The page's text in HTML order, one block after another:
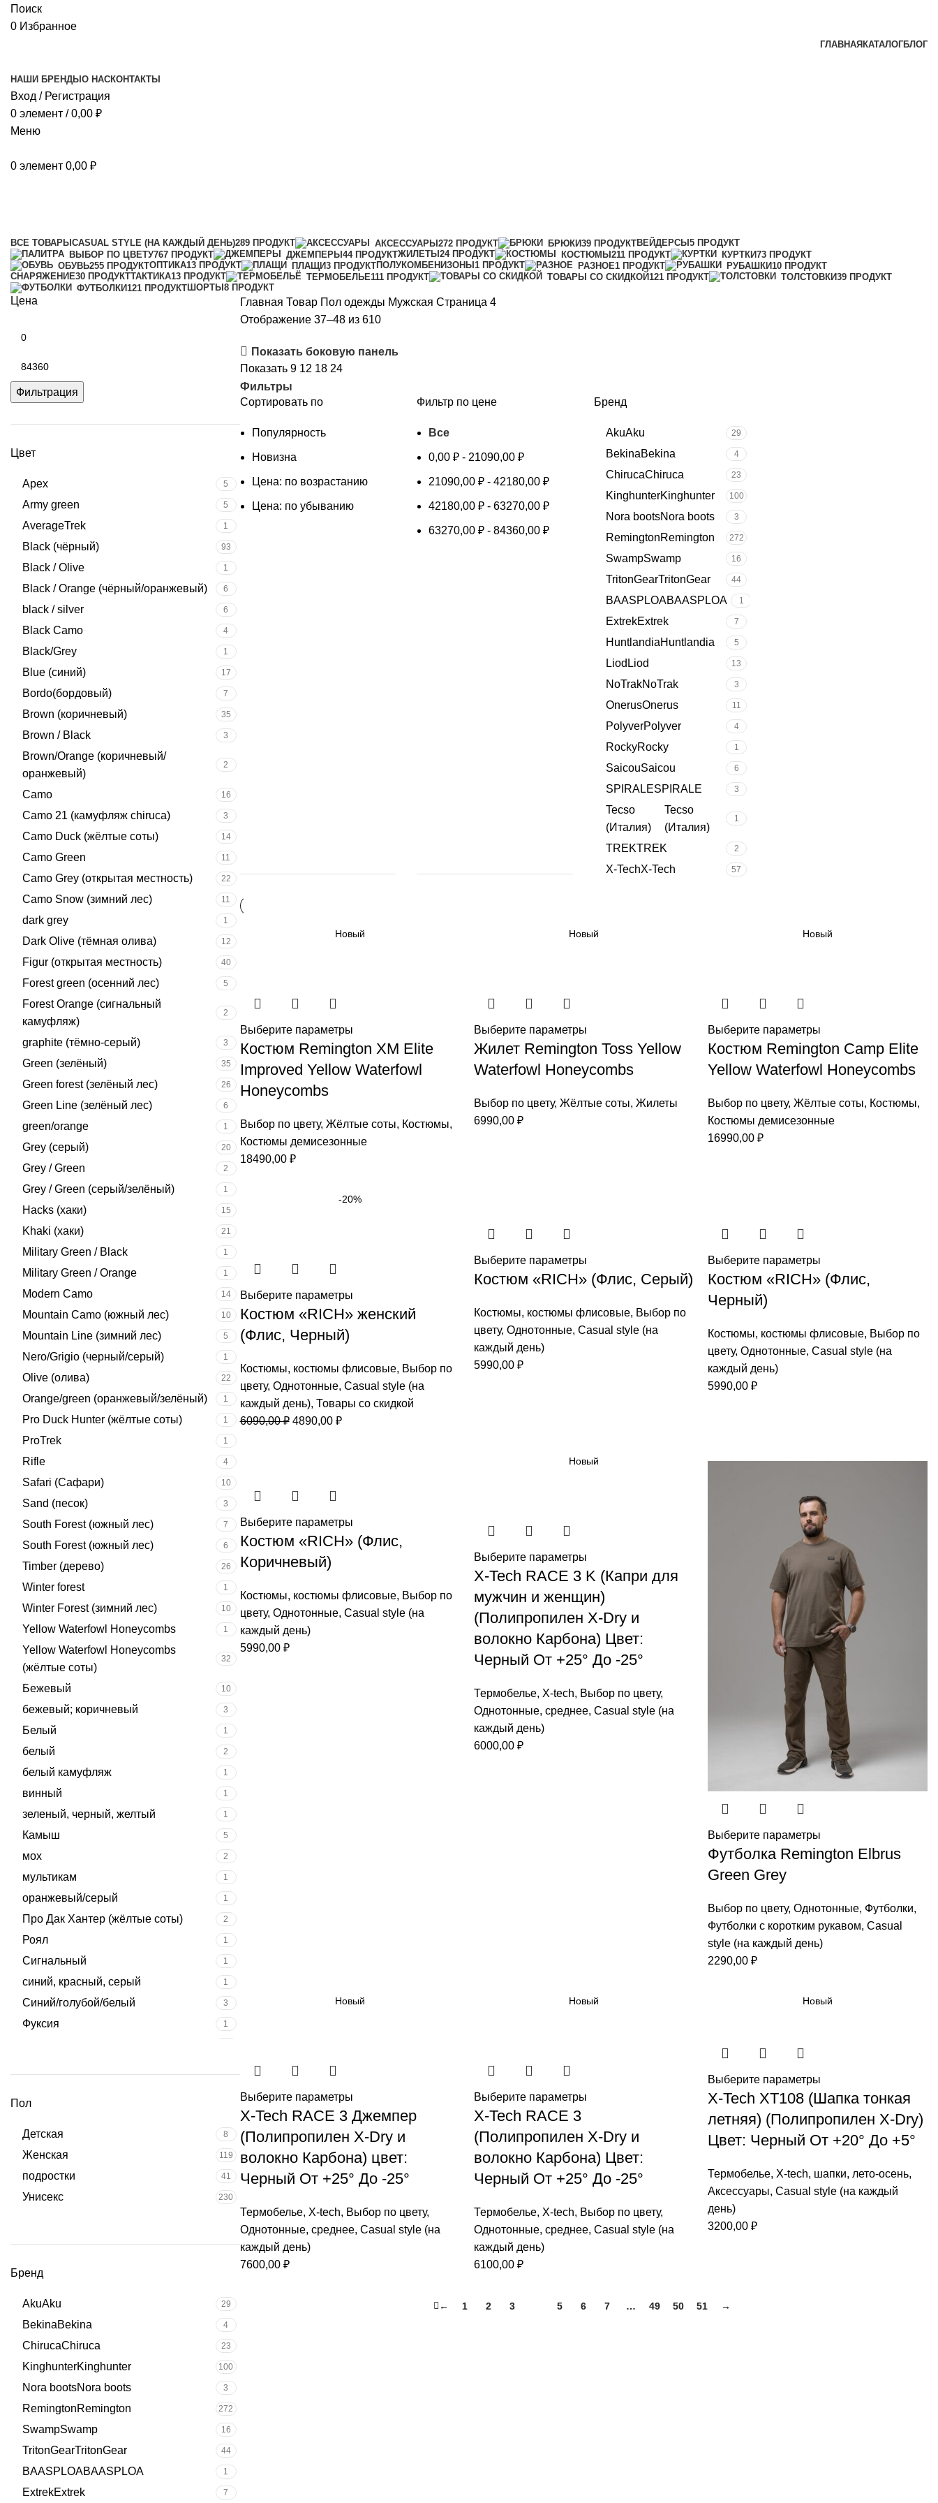
Поиск
0 Избранное
ГЛАВНАЯ КАТАЛОГБЛОГ
НАШИ БРЕНДЫ О НАСКОНТАКТЫ
Вход / Регистрация
0 элемент / 0,00 ₽
Меню
0 элемент 0,00 ₽
ВСЕ ТОВАРЫ CASUAL STYLE (НА КАЖДЫЙ ДЕНЬ)289 ПРОДУКТ АКСЕССУАРЫ272 ПРОДУКТ БРЮКИ39 ПРОДУКТВЕЙДЕРСЫ 5 ПРОДУКТ
ВЫБОР ПО ЦВЕТУ767 ПРОДУКТ ДЖЕМПЕРЫ44 ПРОДУКТЖИЛЕТЫ 24 ПРОДУКТ КОСТЮМЫ211 ПРОДУКТ КУРТКИ73 ПРОДУКТ
ОБУВЬ255 ПРОДУКТОПТИКА13 ПРОДУКТ ПЛАЩИ3 ПРОДУКТПОЛУКОМБЕНИЗОНЫ 1 ПРОДУКТ РАЗНОЕ1 ПРОДУКТ РУБАШКИ10 ПРОДУКТ
СНАРЯЖЕНИЕ30 ПРОДУКТТАКТИКА13 ПРОДУКТ ТЕРМОБЕЛЬЕ111 ПРОДУКТ ТОВАРЫ СО СКИДКОЙ121 ПРОДУКТ ТОЛСТОВКИ39 ПРОДУКТ
ФУТБОЛКИ121 ПРОДУКТШОРТЫ 8 ПРОДУКТ
Цена
Фильтрация
Цвет
Apex 5
Army green 5
AverageTrek 1
Black (чёрный) 93
Black / Olive 1
Black / Orange (чёрный/оранжевый) 6
black / silver 6
Black Camo 4
Black/Grey 1
Blue (синий) 17
Bordo(бордовый) 7
Brown (коричневый) 35
Brown / Black 3
Brown/Orange (коричневый/
оранжевый)
2
Camo 16
Camo 21 (камуфляж chiruca) 3
Camo Duck (жёлтые соты) 14
Camo Green 11
Camo Grey (открытая местность) 22
Camo Snow (зимний лес) 11
dark grey 1
Dark Olive (тёмная олива) 12
Figur (открытая местность) 40
Forest green (осенний лес) 5
Forest Orange (сигнальный
камуфляж)
2
graphite (тёмно-серый) 3
Green (зелёный) 35
Green forest (зелёный лес) 26
Green Line (зелёный лес) 6
green/orange 1
Grey (серый) 20
Grey / Green 2
Grey / Green (серый/зелёный) 1
Hacks (хаки) 15
Khaki (хаки) 21
Military Green / Black 1
Military Green / Orange 1
Modern Cаmo 14
Mountain Camo (южный лес) 10
Mountain Line (зимний лес) 5
Nero/Grigio (черный/серый) 1
Olive (олива) 22
Orange/green (оранжевый/зелёный) 1
Pro Duck Hunter (жёлтые соты) 1
ProTrek 1
Rifle 4
Safari (Сафари) 10
Sand (песок) 3
South Forest (южный лес) 7
South Forest (южный лес) 6
Timber (дерево) 26
Winter forest 1
Winter Forest (зимний лес) 10
Yellow Waterfowl Honeycombs 1
Yellow Waterfowl Honeycombs
(жёлтые соты)
32
Бежевый 10
бежевый; коричневый 3
Белый 1
белый 2
белый камуфляж 1
винный 1
зеленый, черный, желтый 1
Камыш 5
мох 2
мультикам 1
оранжевый/серый 1
Про Дак Хантер (жёлтые соты) 2
Роял 1
Сигнальный 1
синий, красный, серый 1
Синий/голубой/белый 3
Фуксия 1
черный; серый
черный/синий 1
чёрный/синий 1
Пол
Детская 8
Женская 119
подростки 41
Унисекс 230
Бренд
AkuAku 29
BekinaBekina 4
ChirucaChiruca 23
KinghunterKinghunter 100
Nora bootsNora boots 3
RemingtonRemington 272
SwampSwamp 16
TritonGearTritonGear 44
BAASPLOABAASPLOA 1
ExtrekExtrek 7
Главная Товар Пол одежды Мужская Страница 4
Отображение 37–48 из 610Сортировка:
недавние
Показать боковую панель
Показать 9 12 18 24
Фильтры
Сортировать по
Популярность
Новизна
Цена: по возрастанию
Цена: по убыванию
Фильтр по цене
Все
0,00₽ - 21090,00₽
21090,00₽ -42180,00₽
42180,00₽ -63270,00₽
63270,00₽ -84360,00₽
Бренд
AkuAku 29
BekinaBekina 4
ChirucaChiruca 23
KinghunterKinghunter 100
Nora bootsNora boots 3
RemingtonRemington 272
SwampSwamp 16
TritonGearTritonGear 44
BAASPLOABAASPLOA 1
ExtrekExtrek 7
HuntlandiaHuntlandia 5
Liod Liod 13
NoTrakNoTrak 3
OnerusOnerus 11
PolyverPolyver 4
RockyRocky 1
SaicouSaicou 6
SPIRALESPIRALE 3
Tecso
(Италия)
Tecso
(Италия)
1
TREKTREK 2
X-TechX-Tech 57
Новый
Выберите параметры
Костюм Remington XM Elite
Improved Yellow Waterfowl
Honeycombs
Выбор по цвету, Жёлтые соты, Костюмы,
Костюмы демисезонные
18490,00 ₽
Новый
Выберите параметры
Жилет Remington Toss Yellow
Waterfowl Honeycombs
Выбор по цвету, Жёлтые соты, Жилеты
6990,00 ₽
Новый
Выберите параметры
Костюм Remington Camp Elite
Yellow Waterfowl Honeycombs
Выбор по цвету, Жёлтые соты, Костюмы,
Костюмы демисезонные
16990,00 ₽
-20%
Выберите параметры
Костюм «RICH» женский
(Флис, Черный)
Костюмы, костюмы флисовые, Выбор по
цвету, Однотонные, Casual style (на
каждый день), Товары со скидкой
6090,00₽ Первоначальная
4890,00 ₽Текущая
Выберите параметры
Костюм «RICH» (Флис, Серый)
Костюмы, костюмы флисовые, Выбор по
цвету, Однотонные, Casual style (на
каждый день)
5990,00 ₽
Выберите параметры
Костюм «RICH» (Флис,
Черный)
Костюмы, костюмы флисовые, Выбор по
цвету, Однотонные, Casual style (на
каждый день)
5990,00 ₽
Выберите параметры
Костюм «RICH» (Флис,
Коричневый)
Костюмы, костюмы флисовые, Выбор по
цвету, Однотонные, Casual style (на
каждый день)
5990,00 ₽
Новый
Выберите параметры
X-Tech RACE 3 K (Капри для
мужчин и женщин)
(Полипропилен X-Dry и
волокно Карбона) Цвет:
Черный От +25° До -25°
Термобелье, X-tech, Выбор по цвету,
Однотонные, среднее, Casual style (на
каждый день)
6000,00 ₽
Выберите параметры
Футболка Remington Elbrus
Green Grey
Выбор по цвету, Однотонные, Футболки,
Футболки с коротким рукавом, Casual
style (на каждый день)
2290,00 ₽
Новый
Выберите параметры
X-Tech RACE 3 Джемпер
(Полипропилен X-Dry и
волокно Карбона) цвет:
Черный От +25° До -25°
Термобелье, X-tech, Выбор по цвету,
Однотонные, среднее, Casual style (на
каждый день)
7600,00 ₽
Новый
Выберите параметры
X-Tech RACE 3
(Полипропилен X-Dry и
волокно Карбона) Цвет:
Черный От +25° До -25°
Термобелье, X-tech, Выбор по цвету,
Однотонные, среднее, Casual style (на
каждый день)
6100,00 ₽
Новый
Выберите параметры
X-Tech XT108 (Шапка тонкая
летняя) (Полипропилен X-Dry)
Цвет: Черный От +20° До +5°
Термобелье, X-tech, шапки, лето-осень,
Аксессуары, Casual style (на каждый
день)
3200,00 ₽
← 1 2 3 5 6 7 … 49 50 51 →